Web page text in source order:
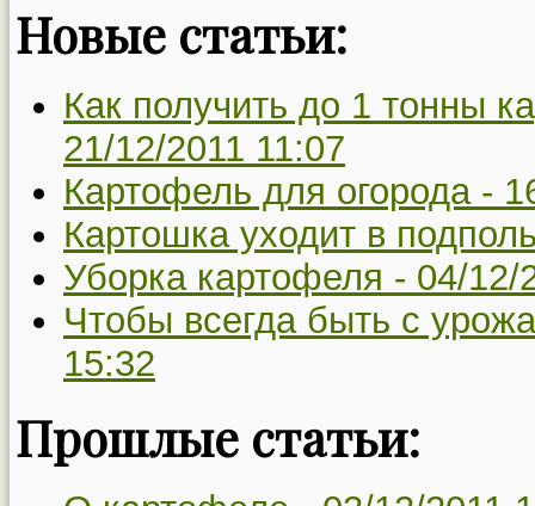
Новые статьи:
Как получить до 1 тонны
21/12/2011 11:07
Картофель для огорода -
Картошка уходит в
Уборка картофеля - 04/12/
Чтобы всегда быть с
15:32
Прошлые статьи: